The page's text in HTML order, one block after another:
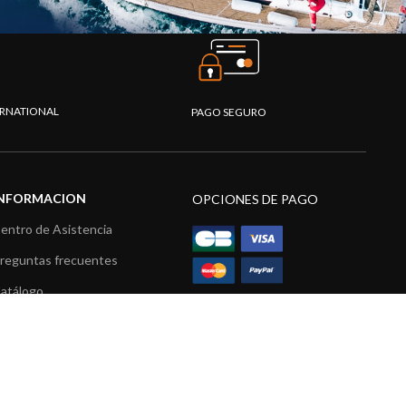
PAGO SEGURO
de Asistencia
frecuentes
OPCIONES DE PAGO